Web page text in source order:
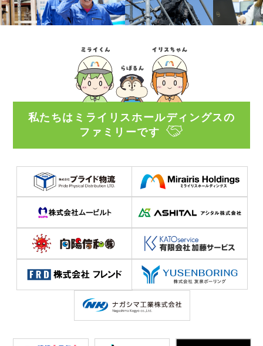
私たちはミライリスホールディングスの
ファミリーです